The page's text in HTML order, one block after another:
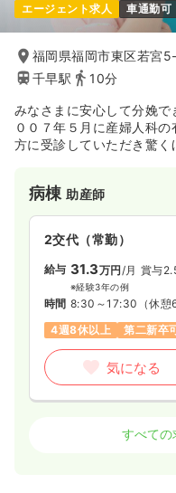
エージェント求人 車通勤可
福岡県福岡市東区若宮
千早駅
10分
みなさまに安心して分娩で
００７年５月に産婦人科
方に受診していただき驚く
室・家族が泊まれる病室
病棟 助産師
2交代（常勤）
給与 31.3万円/月 賞与
※経験3年の例
時間 8:30～17:30 （休憩
4週8休以上
第二新卒
気になる
すべての